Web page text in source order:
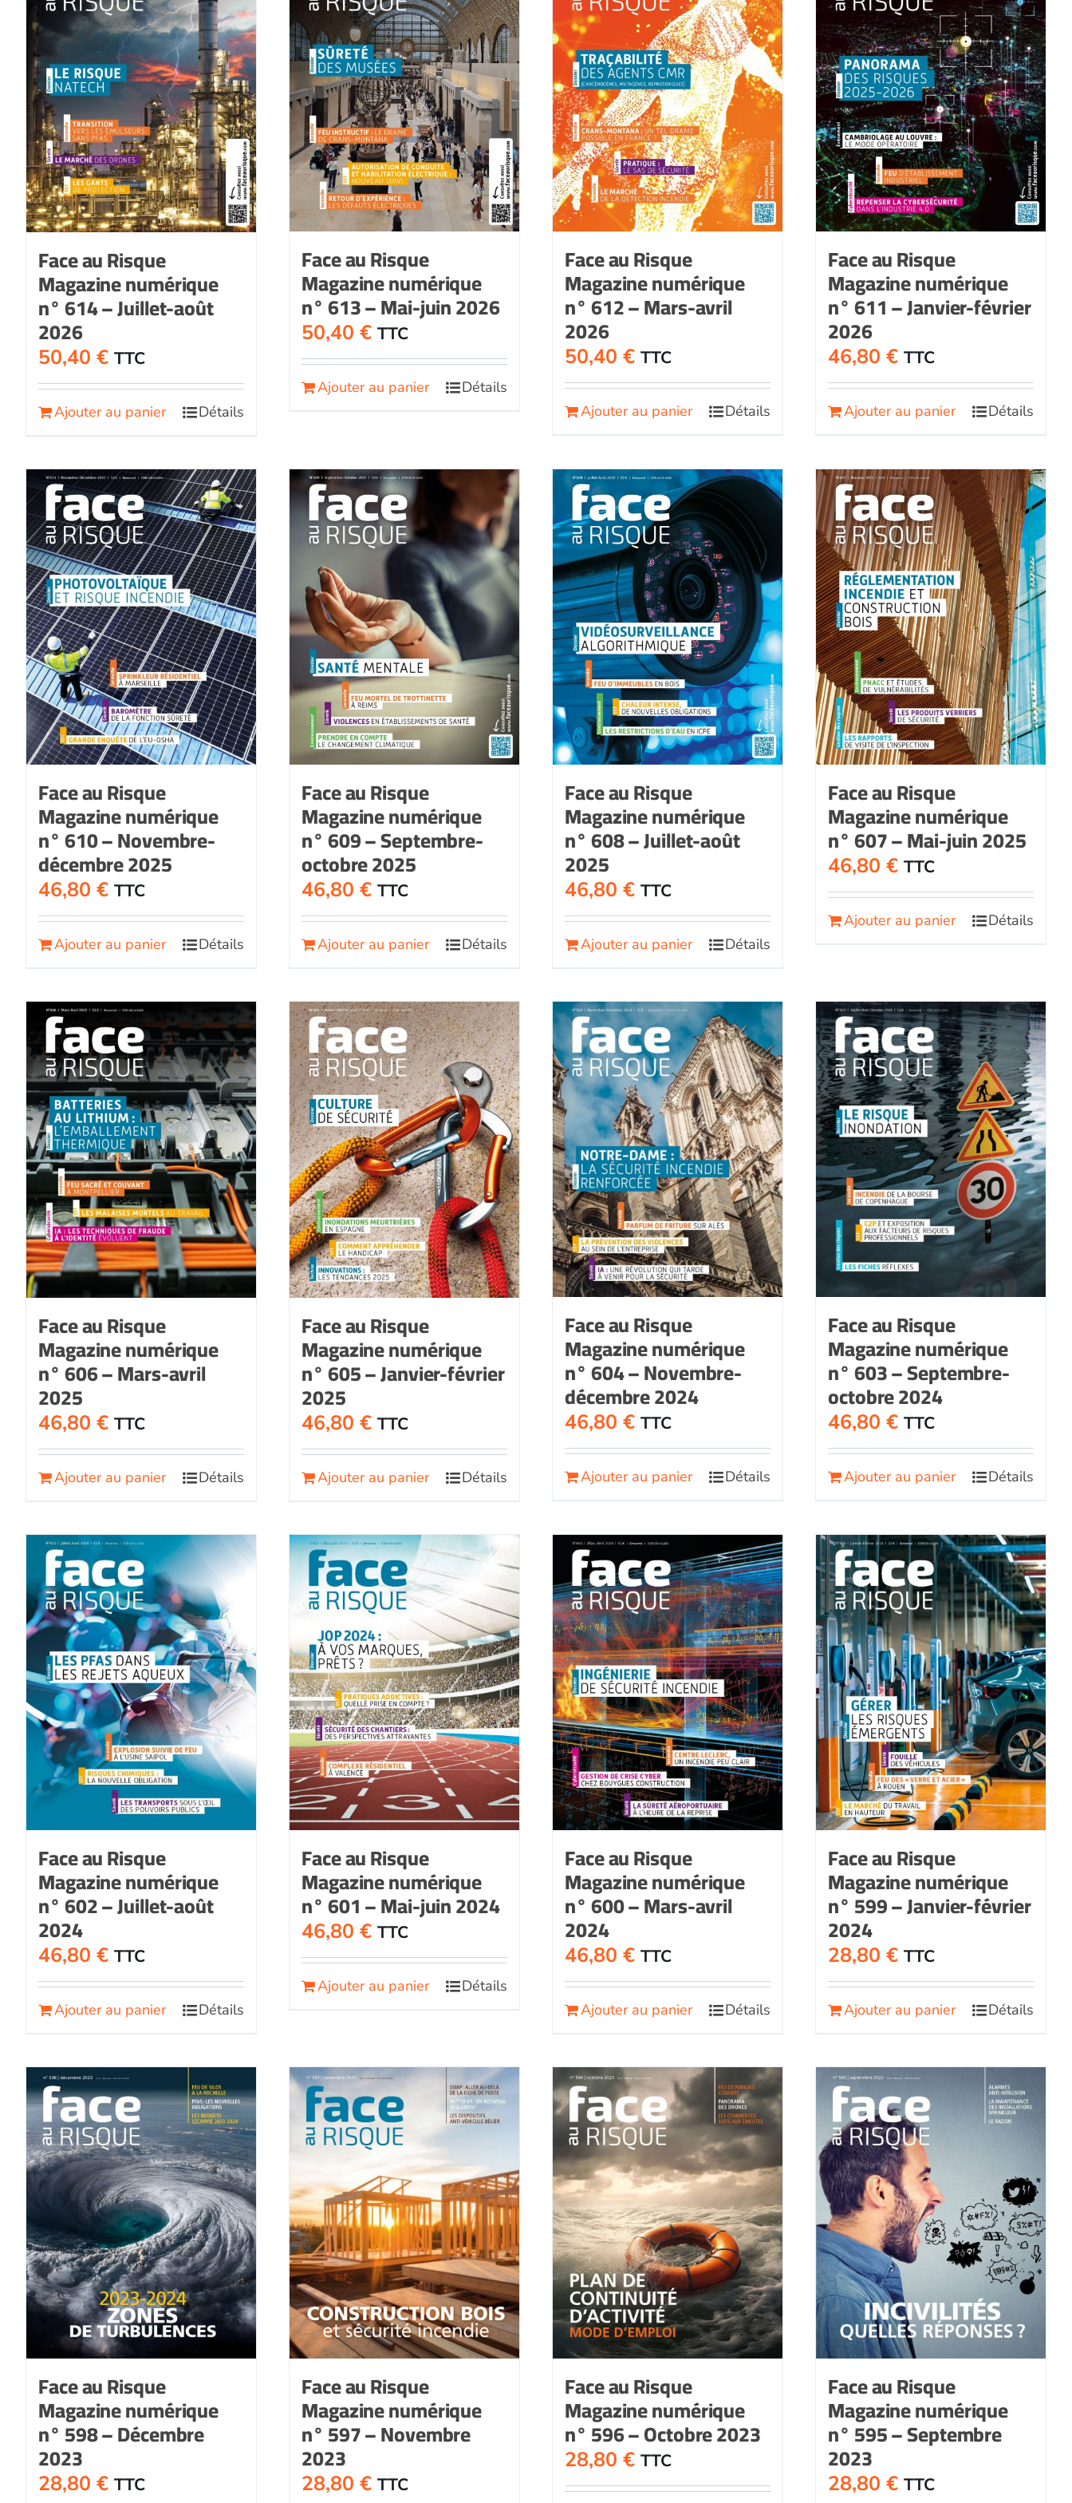
Face au Risque
Magazine numérique
n° 614 – Juillet-août
2026
50,40 € TTC
Ajouter au panier Détails
Face au Risque
Magazine numérique
n° 613 – Mai-juin 2026
50,40 € TTC
Ajouter au panier Détails
Face au Risque
Magazine numérique
n° 612 – Mars-avril
2026
50,40 € TTC
Ajouter au panier Détails
Face au Risque
Magazine numérique
n° 611 – Janvier-février
2026
46,80 € TTC
Ajouter au panier Détails
Face au Risque
Magazine numérique
n° 610 – Novembre-
décembre 2025
46,80 € TTC
Ajouter au panier Détails
Face au Risque
Magazine numérique
n° 609 – Septembre-
octobre 2025
46,80 € TTC
Ajouter au panier Détails
Face au Risque
Magazine numérique
n° 608 – Juillet-août
2025
46,80 € TTC
Ajouter au panier Détails
Face au Risque
Magazine numérique
n° 607 – Mai-juin 2025
46,80 € TTC
Ajouter au panier Détails
Face au Risque
Magazine numérique
n° 606 – Mars-avril
2025
46,80 € TTC
Ajouter au panier Détails
Face au Risque
Magazine numérique
n° 605 – Janvier-février
2025
46,80 € TTC
Ajouter au panier Détails
Face au Risque
Magazine numérique
n° 604 – Novembre-
décembre 2024
46,80 € TTC
Ajouter au panier Détails
Face au Risque
Magazine numérique
n° 603 – Septembre-
octobre 2024
46,80 € TTC
Ajouter au panier Détails
Face au Risque
Magazine numérique
n° 602 – Juillet-août
2024
46,80 € TTC
Ajouter au panier Détails
Face au Risque
Magazine numérique
n° 601 – Mai-juin 2024
46,80 € TTC
Ajouter au panier Détails
Face au Risque
Magazine numérique
n° 600 – Mars-avril
2024
46,80 € TTC
Ajouter au panier Détails
Face au Risque
Magazine numérique
n° 599 – Janvier-février
2024
28,80 € TTC
Ajouter au panier Détails
Face au Risque
Magazine numérique
n° 598 – Décembre
2023
28,80 € TTC
Face au Risque
Magazine numérique
n° 597 – Novembre
2023
28,80 € TTC
Face au Risque
Magazine numérique
n° 596 – Octobre 2023
28,80 € TTC
Face au Risque
Magazine numérique
n° 595 – Septembre
2023
28,80 € TTC